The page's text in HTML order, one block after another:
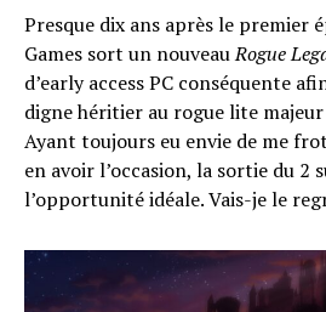
Presque dix ans après le premier
Games sort un nouveauRogue
d’early access PC conséquente
digne héritier au rogue lite majeur
Ayant toujours eu envie de me
en avoir l’occasion, la sortie du 2
l’opportunité idéale. Vais-je le